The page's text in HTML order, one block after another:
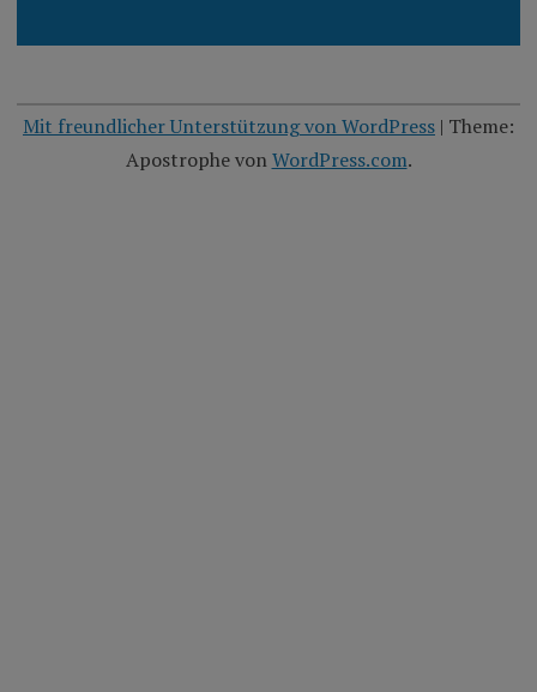
Mit freundlicher Unterstützung von WordPress | Theme:
Apostrophe vonWordPress.com.